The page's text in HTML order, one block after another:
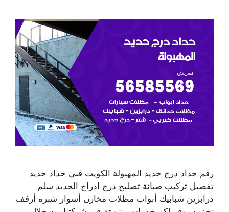
رقم حداد درج حديد المهبولة الكويت فني حداد حديد
تفصيل تركيب صيانة تصليح درج ادراج الحديد سلم
درابزين شبابيك أبواب مظلات مخازن أسوار شبره أرفف